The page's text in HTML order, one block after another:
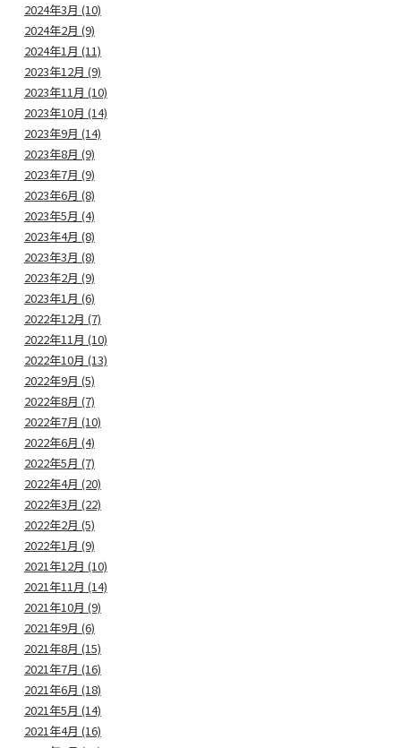
2024年3月 (10)
2024年2月 (9)
2024年1月 (11)
2023年12月 (9)
2023年11月 (10)
2023年10月 (14)
2023年9月 (14)
2023年8月 (9)
2023年7月 (9)
2023年6月 (8)
2023年5月 (4)
2023年4月 (8)
2023年3月 (8)
2023年2月 (9)
2023年1月 (6)
2022年12月 (7)
2022年11月 (10)
2022年10月 (13)
2022年9月 (5)
2022年8月 (7)
2022年7月 (10)
2022年6月 (4)
2022年5月 (7)
2022年4月 (20)
2022年3月 (22)
2022年2月 (5)
2022年1月 (9)
2021年12月 (10)
2021年11月 (14)
2021年10月 (9)
2021年9月 (6)
2021年8月 (15)
2021年7月 (16)
2021年6月 (18)
2021年5月 (14)
2021年4月 (16)